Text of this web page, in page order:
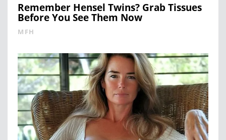
Remember Hensel Twins? Grab Tissues
Before You See Them Now
MFH